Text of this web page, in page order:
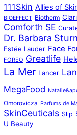
111Skin Allies of
BIOEFFECT Biotherm
Comforth SE
Dr. Barbara
Estée Lauder Face
FOREO Greatlife
La Mer Lancer
MegaFood
Omorovicza Parfums de
SkinCeuticals Slip
U Beauty